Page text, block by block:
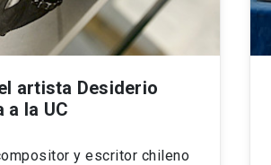
artista Desiderio
a la UC
y escritor chileno